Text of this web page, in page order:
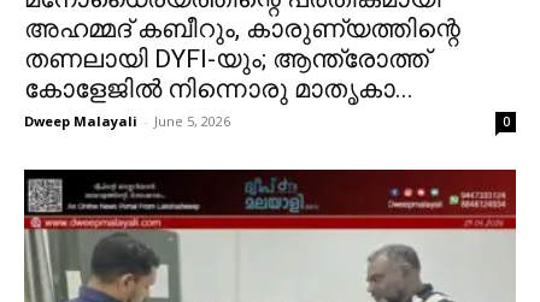
അഹമ്മദ് കബീറും, കാരുണ്യത്തിന്റെ
തണലായി DYFI-യും; ആന്ത്രോത്ത്
കോളേജിൽ നിന്നൊരു മാതൃകാ...
Dweep Malayali - June 5, 2026 0